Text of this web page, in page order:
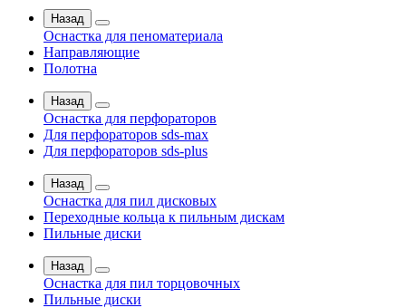
Назад
Оснастка для пеноматериала
Направляющие
Полотна
Назад
Оснастка для перфораторов
Для перфораторов sds-max
Для перфораторов sds-plus
Назад
Оснастка для пил дисковых
Переходные кольца к пильным дискам
Пильные диски
Назад
Оснастка для пил торцовочных
Пильные диски